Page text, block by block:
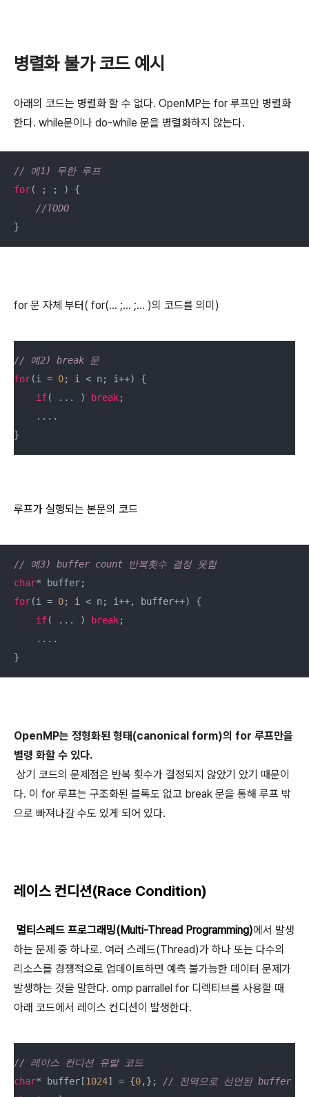
병렬화 불가 코드 예시
아래의 코드는 병렬화 할 수 없다. OpenMP는 for 루프만 병렬화
한다. while문이나 do-while 문을 병렬화하지 않는다.
// 예1) 무한 루프
for( ; ; ) {
//TODO
}
for 문 자체 부터( for(... ;... ;... )의 코드를 의미)
// 예2) break 문
for(i = 0; i < n; i++) {
if( ... ) break;
    ....
}
루프가 실행되는 본문의 코드
// 예3) buffer count 반복횟수 결정 못함
char
for(i = 0; i < n; i++, buffer++) {
if( ... ) break;
    ....
OpenMP는 정형화된 형태(canonical form)의 for 루프만을
별령 화할 수 있다.
상기 코드의 문제점은 반복 횟수가 결정되지 않았기 았기 때문이
다. 이 for 루프는 구조화된 블록도 없고 break 문을 통해 루프 밖
으로 빠져나갈 수도 있게 되어 있다.
레이스 컨디션(Race Condition)
멀티스레드 프로그래밍(Multi-Thread Programming)에서 발생
하는 문제 중 하나로. 여러 스레드(Thread)가 하나 또는 다수의
리소스를 경쟁적으로 업데이트하면 예측 불가능한 데이터 문제가
발생하는 것을 말한다. omp parrallel for 디렉티브를 사용할 때
아래 코드에서 레이스 컨디션이 발생한다.
// 레이스 컨디션 유발 코드
char* buffer[1024] = {0,}; // 전역으로 선언된 buffer 을